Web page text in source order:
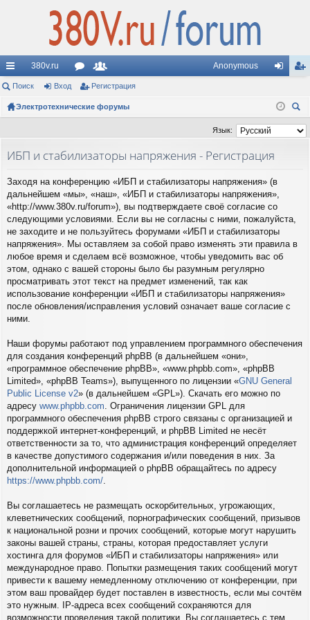
с
ы
380v.ru
ор
ум
ол
ьз
и
Anonymous
д ис
тр
Поиск Вход Регистрация
Электротехнические форумы
ск
Язык:
ИБП и стабилизаторы напряжения - Регистрация
Заходя на конференцию «ИБП и стабилизаторы напряжения» (в
дальнейшем «мы», «наш», «ИБП и стабилизаторы напряжения»,
«http://www.380v.ru/forum»), вы подтверждаете своё согласие со
следующими условиями. Если вы не согласны с ними, пожалуйста,
не заходите и не пользуйтесь форумами «ИБП и стабилизаторы
напряжения». Мы оставляем за собой право изменять эти правила в
любое время и сделаем всё возможное, чтобы уведомить вас об
этом, однако с вашей стороны было бы разумным регулярно
просматривать этот текст на предмет изменений, так как
использование конференции «ИБП и стабилизаторы напряжения»
после обновления/исправления условий означает ваше согласие с
ними.
Наши форумы работают под управлением программного обеспечения
для создания конференций phpBB (в дальнейшем «они»,
«программное обеспечение phpBB», «www.phpbb.com», «phpBB
Limited», «phpBB Teams»), выпущенного по лицензии «GNU General
Public License v2» (в дальнейшем «GPL»). Скачать его можно по
адресу www.phpbb.com . Ограничения лицензии GPL для
программного обеспечения phpBB строго связаны с организацией и
поддержкой интернет-конференций, и phpBB Limited не несёт
ответственности за то, что администрация конференций определяет
в качестве допустимого содержания и/или поведения в них. За
дополнительной информацией о phpBB обращайтесь по адресу
https://www.phpbb.com/
Вы соглашаетесь не размещать оскорбительных, угрожающих,
клеветнических сообщений, порнографических сообщений, призывов
к национальной розни и прочих сообщений, которые могут нарушить
законы вашей страны, страны, которая предоставляет услуги
хостинга для форумов «ИБП и стабилизаторы напряжения» или
международное право. Попытки размещения таких сообщений могут
привести к вашему немедленному отключению от конференции, при
этом ваш провайдер будет поставлен в известность, если мы сочтём
это нужным. IP-адреса всех сообщений сохраняются для
возможности проведения такой политики. Вы соглашаетесь с тем,